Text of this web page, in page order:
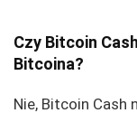
Czy Bitcoin
Bitcoina?
Nie, Bitcoin Cash